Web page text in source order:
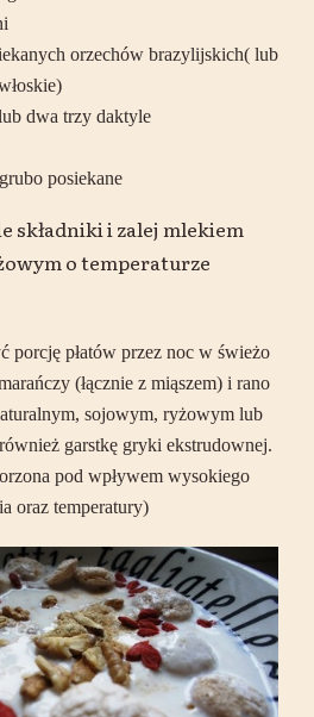
orzechów brazylijskich( lub
dwa trzy daktyle
posiekane
składniki i zalej mlekiem
o temperaturze
porcję płatów przez noc w świeżo
(łącznie z miąszem) i rano
sojowym, ryżowym lub
garstkę gryki ekstrudownej.
pod wpływem wysokiego
oraz temperatury)